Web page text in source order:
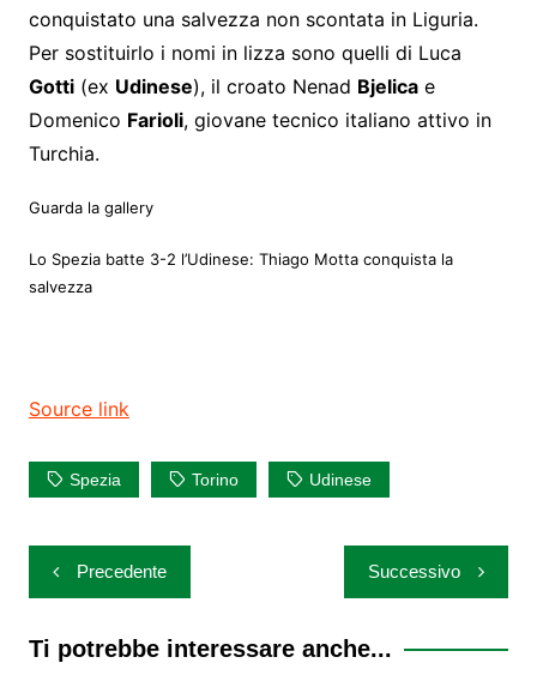
conquistato una salvezza non scontata in Liguria.
Per sostituirlo i nomi in lizza sono quelli di Luca
Gotti(ex Udinese), il croato Nenad Bjelicae
Domenico Farioli, giovane tecnico italiano attivo in
Turchia.
Guarda la gallery
Lo Spezia batte 3-2 l’Udinese: Thiago Motta conquista la
salvezza
Source link
Spezia Torino Udinese
Navigazione
articoli
Precedente Successivo
Ti potrebbe interessare anche...